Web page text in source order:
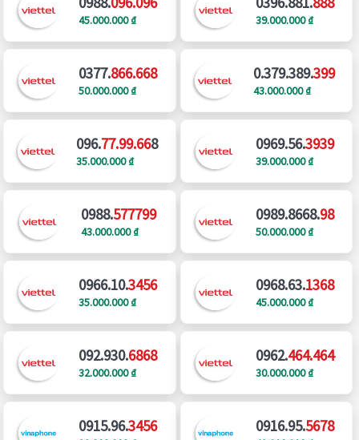
45.000.000 ₫ 39.000.000 ₫
0377.866.668
50.000.000 ₫
0.379.389.399
43.000.000 ₫
096.77.99.668
35.000.000 ₫
0969.56.3939
39.000.000 ₫
0988.577799
43.000.000 ₫
0989.8668.98
50.000.000 ₫
0966.10.3456
35.000.000 ₫
0968.63.1368
45.000.000 ₫
092.930.6868
32.000.000 ₫
0962.464.464
30.000.000 ₫
0915.96.3456 0916.95.5678